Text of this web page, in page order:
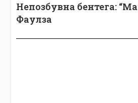
Непозбувна бентега:
Фаулза